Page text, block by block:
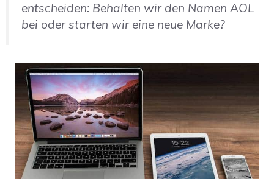
entscheiden: Behalten wir den Namen AOL
bei oder starten wir eine neue Marke?